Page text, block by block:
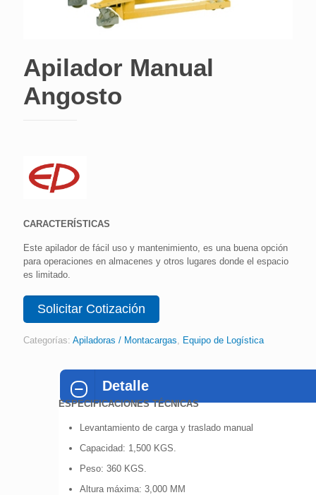
Apilador Manual
Angosto
CARACTERÍSTICAS
Este apilador de fácil uso y mantenimiento, es una buena opción
para operaciones en almacenes y otros lugares donde el espacio
es limitado.
Solicitar Cotización
Categorías: Apiladoras / Montacargas, Equipo de Logística
Detalle
ESPECIFICACIONES TÉCNICAS
Levantamiento de carga y traslado manual
Capacidad: 1,500 KGS.
Peso: 360 KGS.
Altura máxima: 3,000 MM